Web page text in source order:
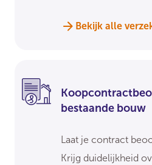
Bekijk alle
bestaande bouw
Laat je contract
Krijg duidelijkheid